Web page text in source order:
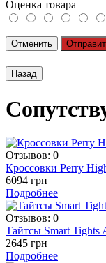
Оценка товара
Отменить
Отзывов: 0
Кроссовки Perry
6094 грн
Подробнее
Отзывов: 0
Тайтсы Smart Tights
2645 грн
Подробнее